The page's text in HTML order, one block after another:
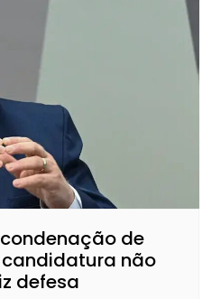
de
não
defesa